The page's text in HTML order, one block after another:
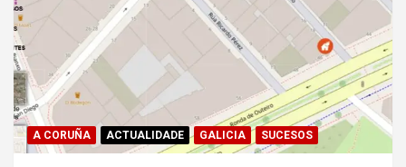
A CORUÑA ACTUALIDADE GALICIA SUCESOS